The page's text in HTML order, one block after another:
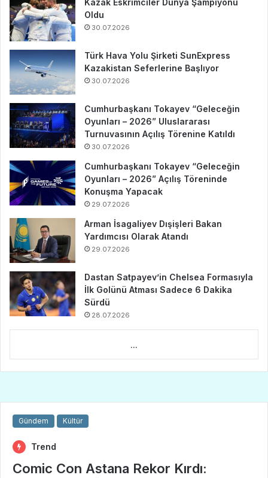
Kazak Eskrimciler Dünya Şampiyonu
Oldu
30.07.2026
Türk Hava Yolu Şirketi SunExpress
Kazakistan Seferlerine Başlıyor
30.07.2026
Cumhurbaşkanı Tokayev “Geleceğin
Oyunları – 2026” Uluslararası
Turnuvasının Açılış Törenine Katıldı
30.07.2026
Cumhurbaşkanı Tokayev “Geleceğin
Oyunları – 2026” Açılış Töreninde
Konuşma Yapacak
29.07.2026
Arman İsagaliyev Dışişleri Bakan
Yardımcısı Olarak Atandı
29.07.2026
Dastan Satpayev’in Chelsea Formasıyla
İlk Golünü Atması Sadece 6 Dakika
Sürdü
28.07.2026
...